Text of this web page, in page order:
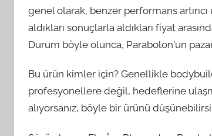
genel olarak, benzer performans
aldıkları sonuçlarla aldıkları fiyat
Durum böyle olunca, Parabolon'un
Bu ürün kimler için? Genellikle
profesyonellere değil, hedeflerine
alıyorsanız, böyle bir ürünü